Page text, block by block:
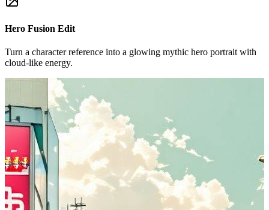
Hero Fusion Edit
Turn a character reference into a glowing mythic hero portrait with
cloud-like energy.